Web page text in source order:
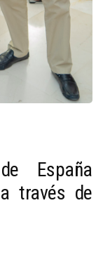
España
través de